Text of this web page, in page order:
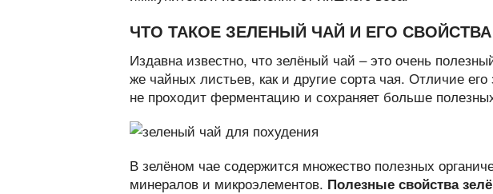
ЧТО ТАКОЕ ЗЕЛЕНЫЙ ЧАЙ И ЕГО СВОЙСТВА
Издавна известно, что зелёный чай – это очень
же чайных листьев, как и другие сорта чая. Отличие
не проходит ферментацию и сохраняет больше
В зелёном чае содержится множество полезных
минералов и микроэлементов. Полезные свойства